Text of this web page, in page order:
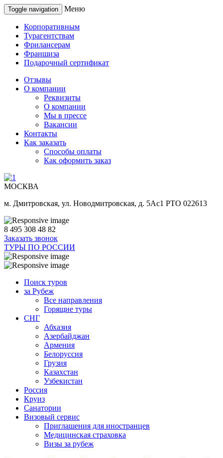
Toggle navigation Меню
Корпоративным
Турагентствам
Фрилансерам
Франшиза
Подарочный сертификат
Отзывы
О компании
Реквизиты
О компании
Мы в прессе
Вакансии
Контакты
Как заказать
Способы оплаты
Как оформить заказ
МОСКВА
м. Дмитровская, ул. Новодмитровская, д. 5Ас1 РТО 022613
8 495 308 48 82
Заказать звонок
ТУРЫ ПО РОССИИ
Поиск туров
за Рубеж
Все направления
Горящие туры
СНГ
Абхазия
Азербайджан
Армения
Белоруссия
Грузия
Казахстан
Узбекистан
Россия
Круиз
Санатории
Визовый сервис
Приглашения для иностранцев
Медицинская страховка
Визы за рубеж